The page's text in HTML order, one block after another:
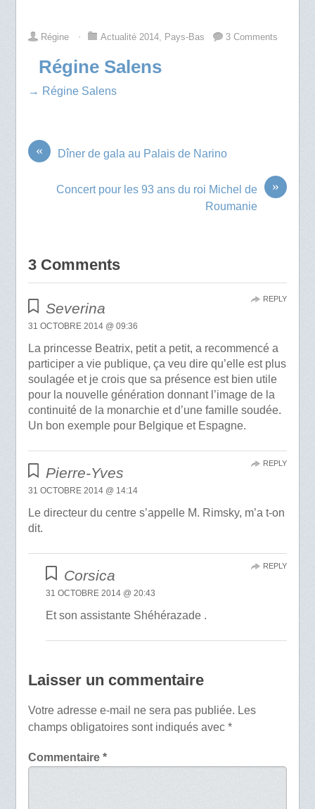
Régine ⋅ Actualité 2014, Pays-Bas 3 Comments
Régine Salens
→ Régine Salens
« Dîner de gala au Palais de Narino
»
Concert pour les 93 ans du roi Michel de
Roumanie
3 Comments
Severina
31 OCTOBRE 2014 @ 09:36
La princesse Beatrix, petit a petit, a recommencé a
participer a vie publique, ça veu dire qu’elle est plus
soulagée et je crois que sa présence est bien utile
pour la nouvelle génération donnant l’image de la
continuité de la monarchie et d’une famille soudée.
Un bon exemple pour Belgique et Espagne.
REPLY
Pierre-Yves
31 OCTOBRE 2014 @ 14:14
Le directeur du centre s’appelle M. Rimsky, m’a t-on
dit.
REPLY
Corsica
31 OCTOBRE 2014 @ 20:43
Et son assistante Shéhérazade .
REPLY
Laisser un commentaire
Votre adresse e-mail ne sera pas publiée. Les
champs obligatoires sont indiqués avec *
Commentaire *